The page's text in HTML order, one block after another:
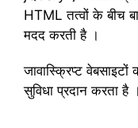
HTML तत्वों के बीच
मदद करती है ।
जावास्क्रिप्ट
सुविधा प्रदान करता है ।